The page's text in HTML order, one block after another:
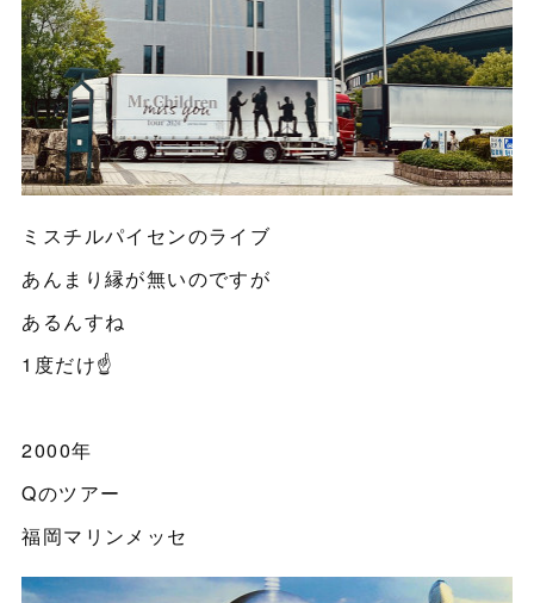
ミスチルパイセンのライブ
あんまり縁が無いのですが
あるんすね
1度だけ☝️
2000年
Qのツアー
福岡マリンメッセ